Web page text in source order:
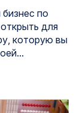
по
для
которую вы